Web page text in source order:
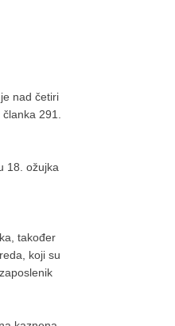
nad četiri
291.
18. ožujka
također
koji su